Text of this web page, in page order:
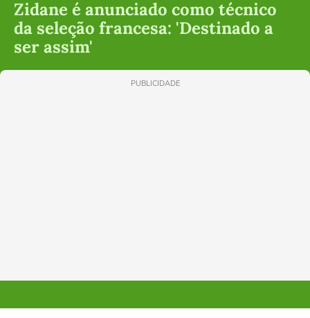
Zidane é anunciado como técnico
da seleção francesa: 'Destinado a
ser assim'
PUBLICIDADE